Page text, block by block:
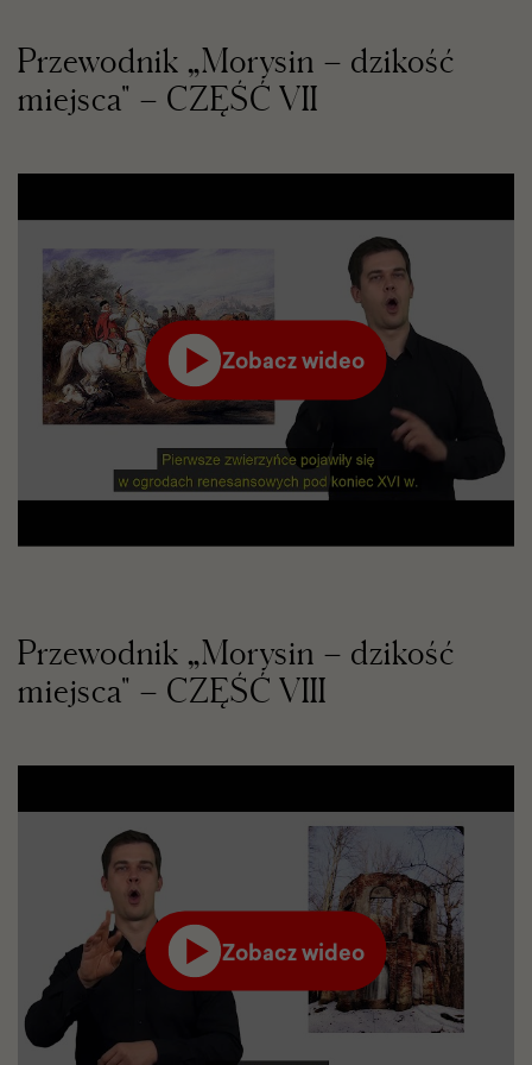
Przewodnik „Morysin – dzikość
miejsca" – CZĘŚĆ VII
Zobacz wideo
Film
odtworzy
się
w
serwisie
YouTube
w
karcie
Przewodnik „Morysin – dzikość
miejsca" – CZĘŚĆ VIII
Zobacz wideo
Film
odtworzy